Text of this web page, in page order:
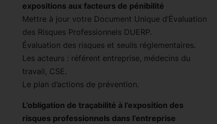
expositions aux facteurs de pénibilité
Mettre à jour votre Document Unique d’Évaluation
des Risques Professionnels DUERP.
Évaluation des risques et seuils réglementaires.
Les acteurs : référent entreprise, médecins du
travail, CSE.
Le plan d’actions de prévention.
L’obligation de traçabilité à l’exposition des
risques professionnels dans l’entreprise